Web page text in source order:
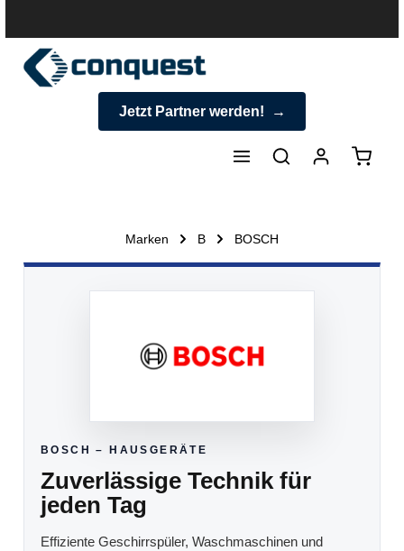
Jetzt Partner werden!
Marken B BOSCH
BOSCH – HAUSGERÄTE
Zuverlässige Technik für
jeden Tag
Effiziente Geschirrspüler, Waschmaschinen und